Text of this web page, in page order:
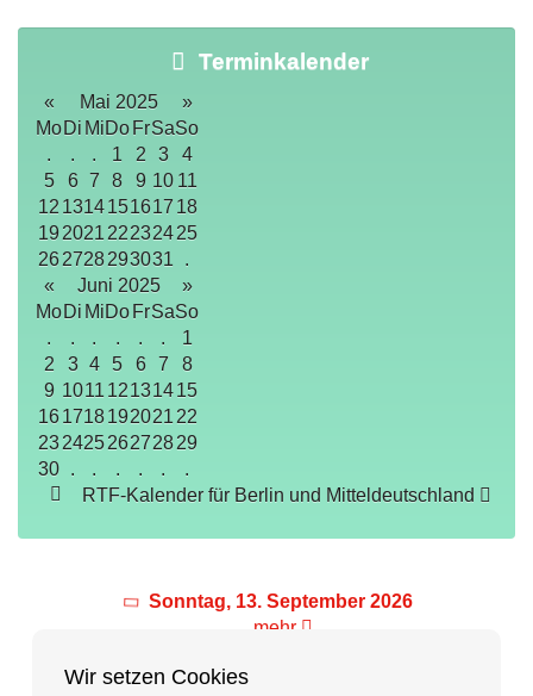
Wir setzen Cookies
Terminkalender
« Mai 2025
»
MoDi MiDo FrSaSo
.
. . 1 2 3
4
5
6 7 8 9 10 11
12 1314151617 18
19 2021 22232425
262728293031
.
«
Juni 2025
»
MoDi MiDo FrSaSo
.
. . . . .
1
2
3 4 5 6 7
8
9 1011 12131415
161718192021 22
23242526272829
30 . . . . .
.
RTF-Kalender für Berlin und Mitteldeutschland
Sonntag, 13. September 2026
mehr